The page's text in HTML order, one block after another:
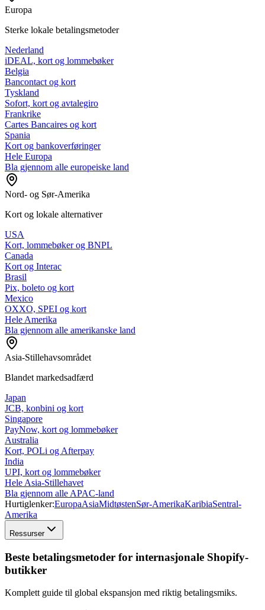
Europa
Sterke lokale betalingsmetoder
Nederland
iDEAL, kort og lommebøker
Belgia
Bancontact og kort
Tyskland
Sofort, kort og avtalegiro
Frankrike
Cartes Bancaires og kort
Spania
Kort og bankoverføringer
Hele Europa
Bla gjennom alle europeiske land
Nord- og Sør-Amerika
Kort og lokale alternativer
USA
Kort, lommebøker og BNPL
Canada
Kort og Interac
Brasil
Pix, boleto og kort
Mexico
OXXO, SPEI og kort
Hele Amerika
Bla gjennom alle amerikanske land
Asia-Stillehavsområdet
Blandet markedsadfærd
Japan
JCB, konbini og kort
Singapore
PayNow, kort og lommebøker
Australia
Kort, POLi og Afterpay
India
UPI, kort og lommebøker
Hele Asia-Stillehavet
Bla gjennom alle APAC-land
Hurtiglenker:EuropaAsiaMidtøstenSør-AmerikaKaribiaSentral-
Amerika
Ressurser
Beste betalingsmetoder for internasjonale Shopify-
butikker
Komplett guide til global ekspansjon med riktig betalingsmiks.